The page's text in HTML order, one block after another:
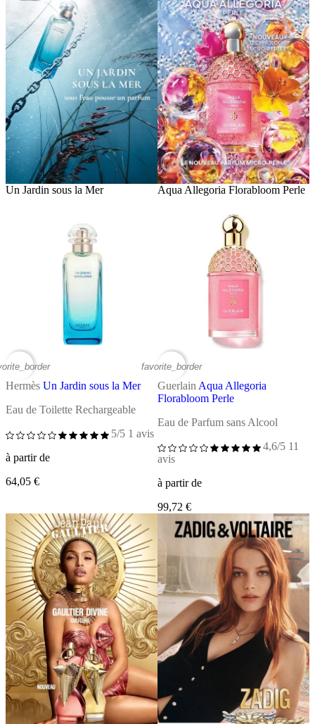
Un Jardin sous la Mer
Hermès Un Jardin sous la Mer
Eau de Toilette Rechargeable
5/5 1 avis
à partir de
64,05 €
Aqua Allegoria Florabloom Perle
favorite_border
Guerlain Aqua Allegoria
Florabloom Perle
Eau de Parfum sans Alcool
4,6/5 11
avis
à partir de
99,72 €